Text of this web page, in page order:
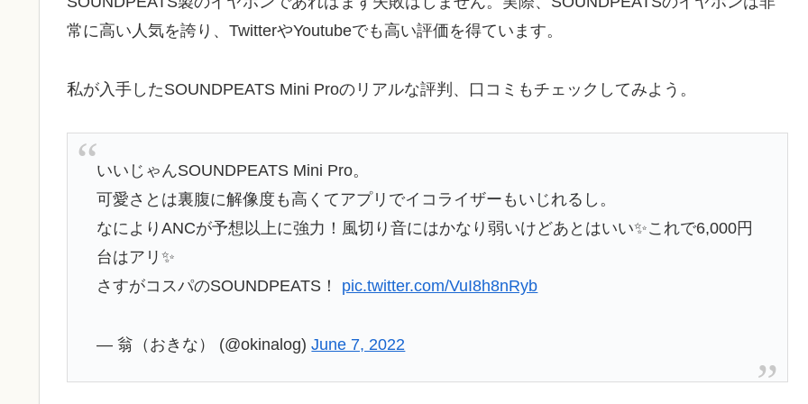
常に高い人気を誇り、TwitterやYoutubeでも高い評価を得ています。
私が入手したSOUNDPEATS Mini Proのリアルな評判、口コミもチェックしてみよう。
いいじゃんSOUNDPEATS Mini Pro。
可愛さとは裏腹に解像度も高くてアプリでイコライザーもいじれるし。
なによりANCが予想以上に強力！風切り音にはかなり弱いけどあとはいい✨これで6,000円
台はアリ✨
さすがコスパのSOUNDPEATS！ pic.twitter.com/VuI8h8nRyb
— 翁（おきな） (@okinalog)June 7, 2022